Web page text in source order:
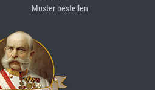
· Muster bestellen